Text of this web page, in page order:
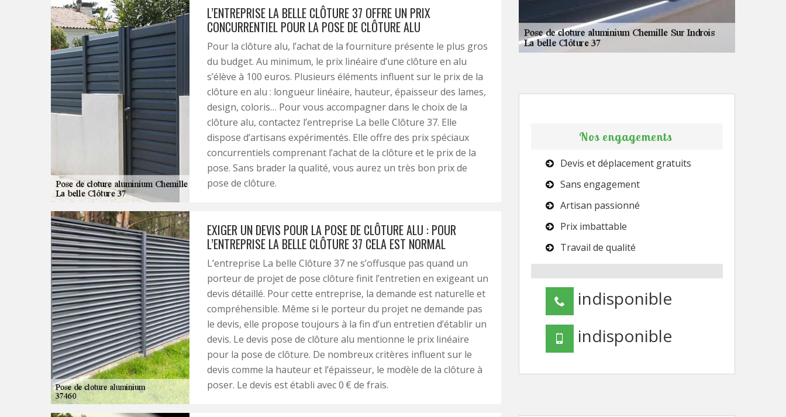
L’ENTREPRISE LA BELLE CLÔTURE 37 OFFRE UN PRIX
CONCURRENTIEL POUR LA POSE DE CLÔTURE ALU
Pour la clôture alu, l’achat de la fourniture présente le plus gros
du budget. Au minimum, le prix linéaire d’une clôture en alu
s’élève à 100 euros. Plusieurs éléments influent sur le prix de la
clôture en alu : longueur linéaire, hauteur, épaisseur des lames,
design, coloris… Pour vous accompagner dans le choix de la
clôture alu, contactez l’entreprise La belle Clôture 37. Elle
dispose d’artisans expérimentés. Elle offre des prix spéciaux
concurrentiels comprenant l’achat de la clôture et le prix de la
pose. Sans brader la qualité, vous aurez un très bon prix de
pose de clôture.
EXIGER UN DEVIS POUR LA POSE DE CLÔTURE ALU : POUR
L’ENTREPRISE LA BELLE CLÔTURE 37 CELA EST NORMAL
L’entreprise La belle Clôture 37 ne s’offusque pas quand un
porteur de projet de pose clôture finit l’entretien en exigeant un
devis détaillé. Pour cette entreprise, la demande est naturelle et
compréhensible. Même si le porteur du projet ne demande pas
le devis, elle propose toujours à la fin d’un entretien d’établir un
devis. Le devis pose de clôture alu mentionne le prix linéaire
pour la pose de clôture. De nombreux critères influent sur le
devis comme la hauteur et l’épaisseur, le modèle de la clôture à
poser. Le devis est établi avec 0 € de frais.
Nos engagements
Devis et déplacement gratuits
Sans engagement
Artisan passionné
Prix imbattable
Travail de qualité
indisponible
indisponible